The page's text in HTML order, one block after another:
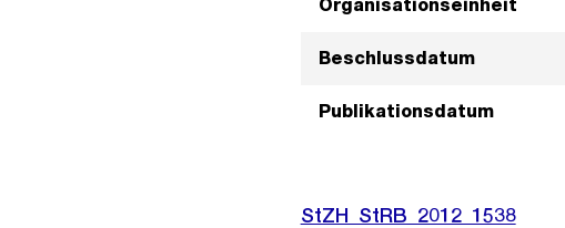
Organisationseinheit
Beschlussdatum
Publikationsdatum
StZH_StRB_2012_1538